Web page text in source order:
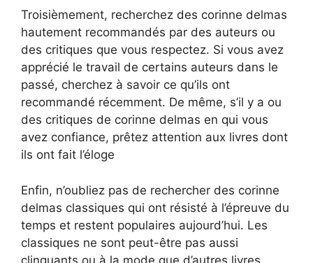
Troisièmement, recherchez des corinne delmas
hautement recommandés par des auteurs ou
des critiques que vous respectez. Si vous avez
apprécié le travail de certains auteurs dans le
passé, cherchez à savoir ce qu’ils ont
recommandé récemment. De même, s’il y a ou
des critiques de corinne delmas en qui vous
avez confiance, prêtez attention aux livres dont
ils ont fait l’éloge
Enfin, n’oubliez pas de rechercher des corinne
delmas classiques qui ont résisté à l’épreuve du
temps et restent populaires aujourd’hui. Les
classiques ne sont peut-être pas aussi
clinquants ou à la mode que d’autres livres,